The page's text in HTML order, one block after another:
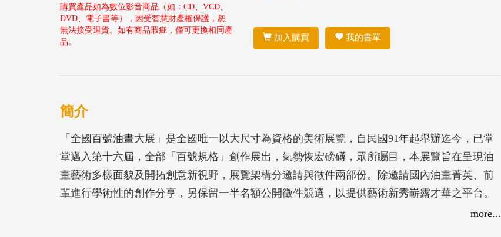
購買產品如為數位影音商品（如：CD、VCD、
DVD、電子書等），因受智慧財產權保護，恕
無法接受退貨。如有商品瑕疵，僅可更換相同產
品。
加入購買 我的書單
簡介
「全國百號油畫大展」是全國唯一以大尺寸為資格的美術展覽，自民國91年起舉辦迄今，已堂
堂邁入第十六屆，全部「百號規格」創作展出，氣勢恢宏磅礡，眾所矚目，本展覽旨在呈現油
畫藝術多樣面貌及開拓創意新視野，展覽架構分邀請與徵件兩部份。除邀請國內油畫菁英、前
輩進行學術性的創作分享，另保留一半名額公開徵件競選，以提供藝術新秀嶄露才華之平台。
more...